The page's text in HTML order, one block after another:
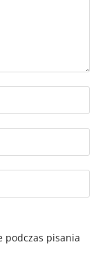
podczas pisania